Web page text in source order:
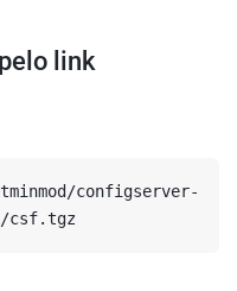
link
configserver-
csf.tgz